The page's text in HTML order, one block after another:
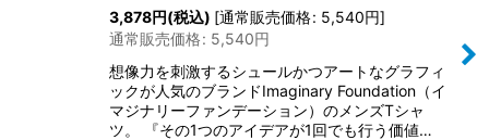
3,878円(税込) [通常販売価格: 5,540円]
通常販売価格: 5,540円
想像力を刺激するシュールかつアートなグラフィ
ックが人気のブランドImaginary Foundation（イ
マジナリーファンデーション）のメンズTシャ
ツ。 『その1つのアイデアが1回でも行う価値…